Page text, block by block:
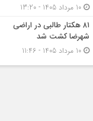
۸۱ هکتار طالبی در اراضی
شهرضا کشت شد